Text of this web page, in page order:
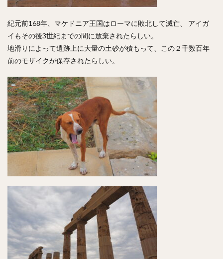
紀元前168年、マケドニア王国はローマに敗北して滅亡、 アイガ
イもその後3世紀までの間に放棄されたらしい。
地滑りによって遺跡上に大量の土砂が積もって、この２千数百年
前のモザイクが保存されたらしい。